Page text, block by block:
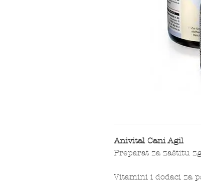
Anivital Cani Agil
Preparat za zaštitu
Vitamini i dodaci za